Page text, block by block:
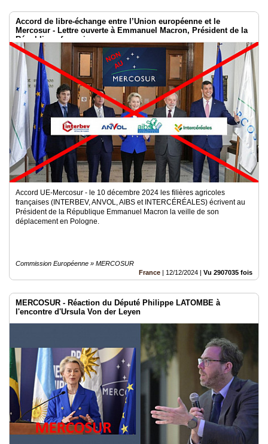
Accord de libre-échange entre l’Union européenne et le
Mercosur - Lettre ouverte à Emmanuel Macron, Président de la
République française
Accord UE-Mercosur - le 10 décembre 2024 les filières agricoles
françaises (INTERBEV, ANVOL, AIBS et INTERCÉRÉALES) écrivent au
Président de la République Emmanuel Macron la veille de son
déplacement en Pologne.
Commission Européenne » MERCOSUR
France | 12/12/2024 | Vu 2907035 fois
MERCOSUR - Réaction du Député Philippe LATOMBE à
l'encontre d'Ursula Von der Leyen